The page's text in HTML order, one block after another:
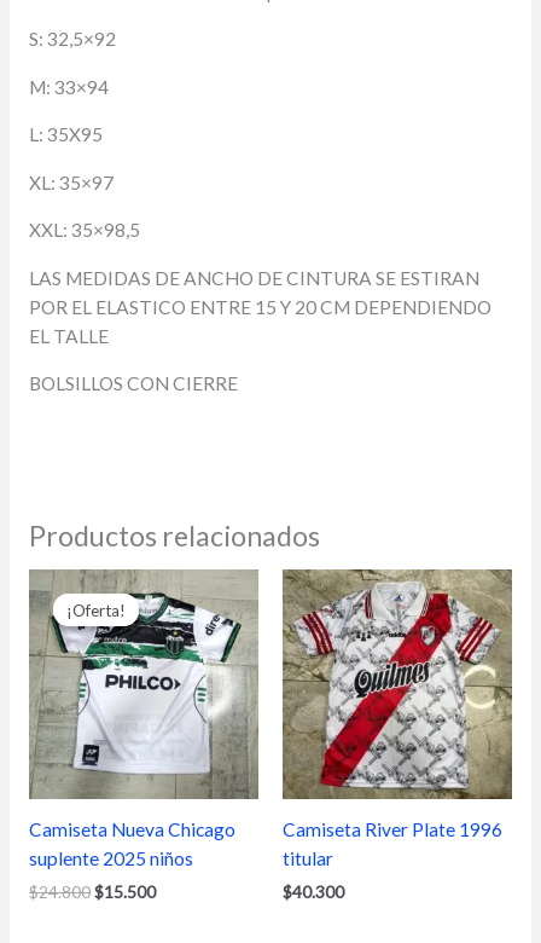
S: 32,5×92
M: 33×94
L: 35X95
XL: 35×97
XXL: 35×98,5
LAS MEDIDAS DE ANCHO DE CINTURA SE ESTIRAN
POR EL ELASTICO ENTRE 15 Y 20 CM DEPENDIENDO
EL TALLE
BOLSILLOS CON CIERRE
Productos relacionados
¡Oferta!
¡Oferta!
Camiseta Nueva Chicago
suplente 2025 niños
$24.800
El
precio
original
era:
$24.800.
$15.500
precio
actual
es:
$15.500.
Camiseta River Plate 1996
titular
$40.300